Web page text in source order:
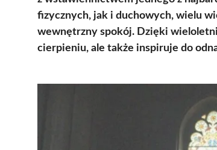
fizycznych, jak i duchowych, wielu
wewnętrzny spokój. Dzięki
cierpieniu, ale także inspiruje do